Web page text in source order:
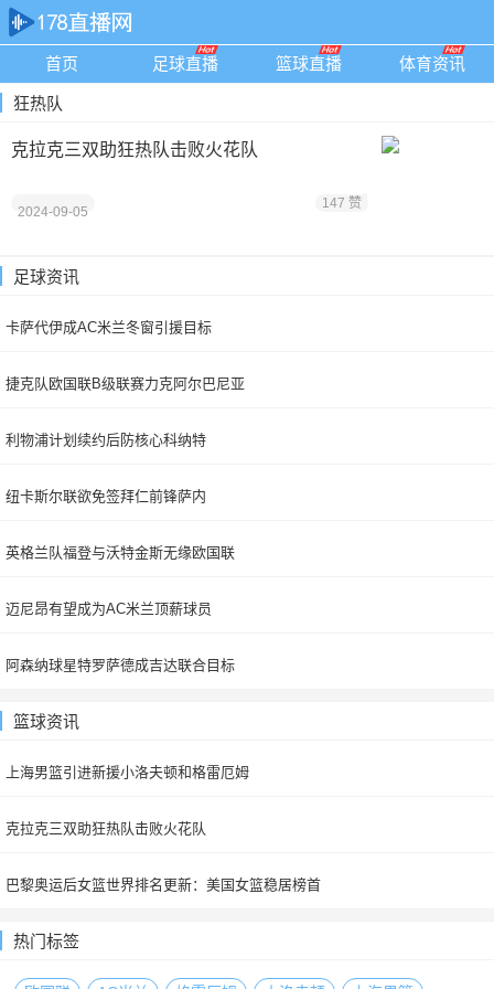
首页 足球直播 篮球直播 体育资讯
狂热队
克拉克三双助狂热队击败火花队
2024-09-05
147 赞
足球资讯
卡萨代伊成AC米兰冬窗引援目标
捷克队欧国联B级联赛力克阿尔巴尼亚
利物浦计划续约后防核心科纳特
纽卡斯尔联欲免签拜仁前锋萨内
英格兰队福登与沃特金斯无缘欧国联
迈尼昂有望成为AC米兰顶薪球员
阿森纳球星特罗萨德成吉达联合目标
篮球资讯
上海男篮引进新援小洛夫顿和格雷厄姆
克拉克三双助狂热队击败火花队
巴黎奥运后女篮世界排名更新：美国女篮稳居榜首
热门标签